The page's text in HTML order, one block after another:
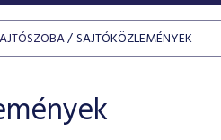
SAJTÓKÖZLEMÉNYEK